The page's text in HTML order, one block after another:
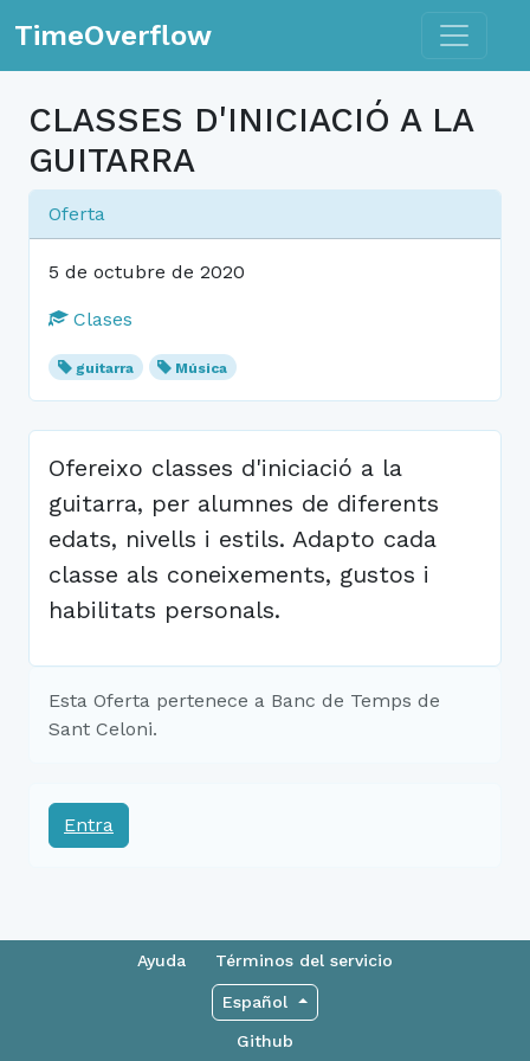
TimeOverflow Toggle
CLASSES D'INICIACIÓ A LA
GUITARRA
Oferta
5 de octubre de 2020
Clases
guitarra Música
Ofereixo classes d'iniciació a la
guitarra, per alumnes de diferents
edats, nivells i estils. Adapto cada
classe als coneixements, gustos i
habilitats personals.
Esta Oferta pertenece a Banc de Temps de
Sant Celoni.
Entra
Ayuda Términos del servicio
Español
Github